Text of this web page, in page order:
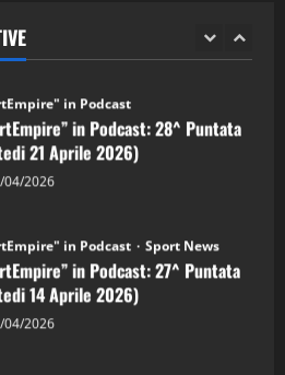
2026
in Podcast
in Podcast: 28^ Puntata
21 Aprile 2026)
04/2026
in Podcast Sport News
in Podcast: 27^ Puntata
14 Aprile 2026)
04/2026